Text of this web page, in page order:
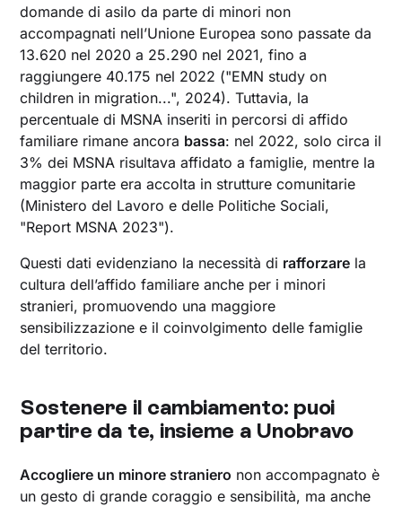
domande di asilo da parte di minori non
accompagnati nell’Unione Europea sono passate da
13.620 nel 2020 a 25.290 nel 2021, fino a
raggiungere 40.175 nel 2022 ("EMN study on
children in migration...", 2024). Tuttavia, la
percentuale di MSNA inseriti in percorsi di affido
familiare rimane ancora bassa: nel 2022, solo circa il
3% dei MSNA risultava affidato a famiglie, mentre la
maggior parte era accolta in strutture comunitarie
(Ministero del Lavoro e delle Politiche Sociali,
"Report MSNA 2023").
Questi dati evidenziano la necessità di rafforzare la
cultura dell’affido familiare anche per i minori
stranieri, promuovendo una maggiore
sensibilizzazione e il coinvolgimento delle famiglie
del territorio.
Sostenere il cambiamento: puoi
partire da te, insieme a Unobravo
Accogliere un minore straniero non accompagnato è
un gesto di grande coraggio e sensibilità, ma anche